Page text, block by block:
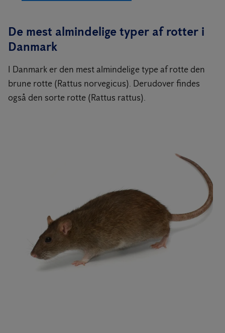
De mest almindelige typer af rotter i
Danmark
I Danmark er den mest almindelige type af rotte den
brune rotte (Rattus norvegicus). Derudover findes
også den sorte rotte (Rattus rattus).